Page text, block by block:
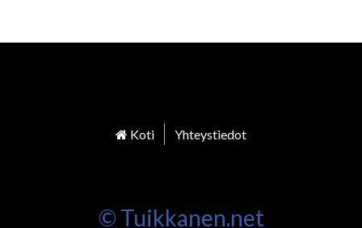
Koti Yhteystiedot
© Tuikkanen.net